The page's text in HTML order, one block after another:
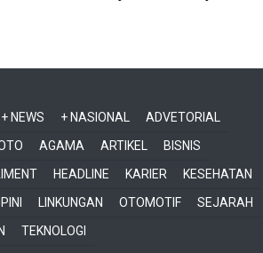
+ NEWS + NASIONAL
ADVETORIAL
AGAMA ARTIKEL
BISNIS
HEADLINE KARIER
KESEHATAN
LINKUNGAN OTOMOTIF
SEJARAH
TEKNOLOGI